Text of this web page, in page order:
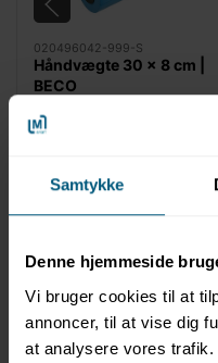
Samtykke
Denne hjemmeside
Vi bruger cookies til at
annoncer, til at vise dig
at analysere vores
020496042-999-S
Håndvægte 30 x 8 cm |
BECO
Information